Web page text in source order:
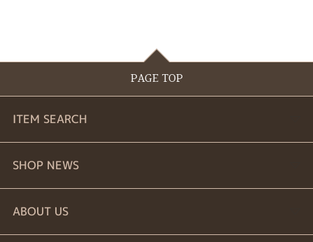
PAGE TOP
ITEM SEARCH
婚約指輪
結婚指輪
SHOP NEWS
商品一覧
ABOUT US